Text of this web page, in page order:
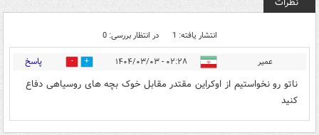
انتشار یافته: 1 در انتظار بررسی: 0
عمیر ۰۲:۲۸ - ۱۴۰۴/۰۳/۰۳ 0 پاسخ
ناتو رو نخواستیم از اوکراین مقتدر مقابل خوک بچه های روسیاهی دفاع
کنید